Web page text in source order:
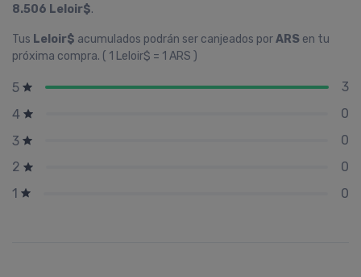
8.506 Leloir$.
Tus Leloir$ acumulados podrán ser canjeados porARS en tu
próxima compra. ( 1 Leloir$ = 1 ARS )
5
3
4
0
3
0
2
0
1
0